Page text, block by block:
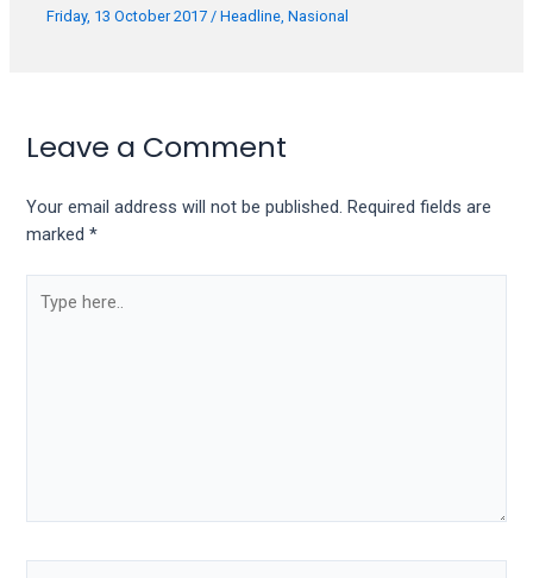
Friday, 13 October 2017/Headline,Nasional
Leave a Comment
Your email address will not be published. Required fields are
marked*